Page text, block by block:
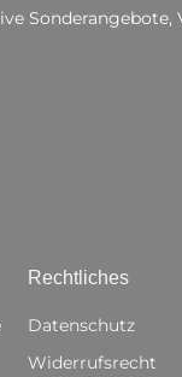
Rechtliches
Datenschutz
Widerrufsrecht